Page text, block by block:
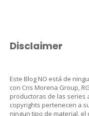
Disclaimer
Este Blog NO está de
con Cris Morena Group,
productoras de las series
copyrights pertenecen a
ningun tipo de material, el